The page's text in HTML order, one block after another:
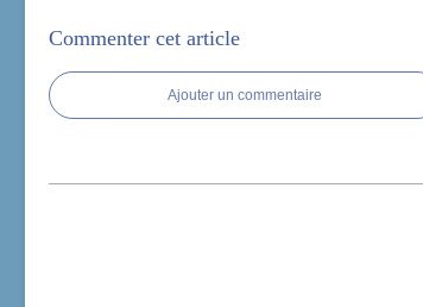
Commenter cet article
Ajouter un commentaire